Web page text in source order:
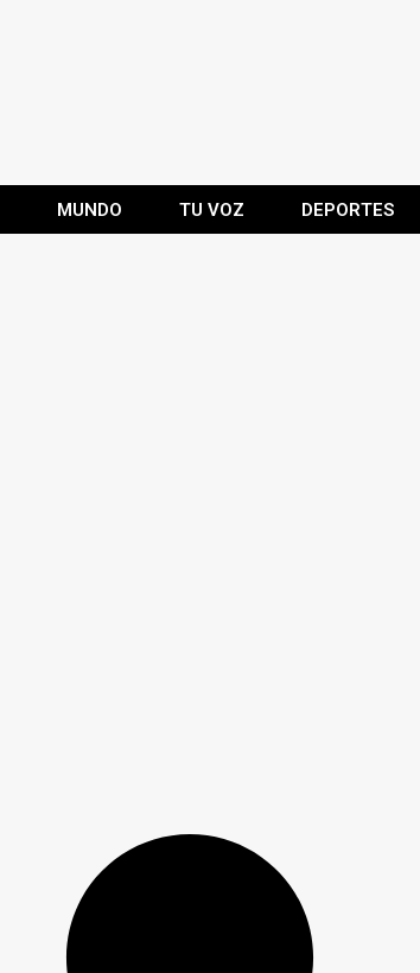
MUNDO TU VOZ DEPORTES